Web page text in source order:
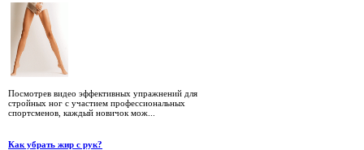
Посмотрев видео эффективных упражнений для
стройных ног с участием профессиональных
спортсменов, каждый новичок мож...
Как убрать жир с рук?